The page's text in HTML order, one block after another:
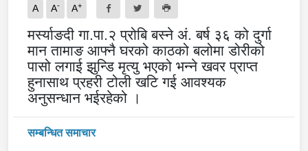
A A- A+
मर्स्याङदी गा.पा.२ प्रोबि बस्ने अं. बर्ष ३६ को दुर्गा
मान तामाङ आफ्नै घरको काठको बलोमा डोरीको
पासो लगाई झुन्डि मृत्यु भएको भन्ने खवर प्राप्त
हुनासाथ प्रहरी टोली खटि गई आवश्यक
अनुसन्धान भईरहेको ।
सम्बन्धित समाचार